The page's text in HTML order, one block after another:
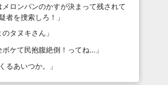
メロンパンのかすが決まって残されて
者を捜索しろ！ 」
タヌキさん 」
ボケて民抱腹絶倒！ってね… 」
るあいつか。 」